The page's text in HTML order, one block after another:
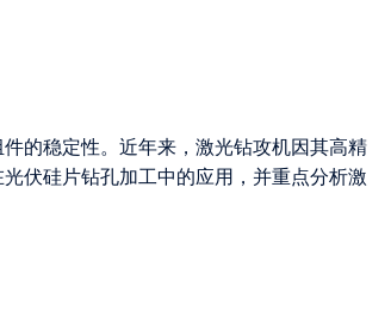
的稳定性。近年来，激光钻攻机因其高精
伏硅片钻孔加工中的应用，并重点分析激